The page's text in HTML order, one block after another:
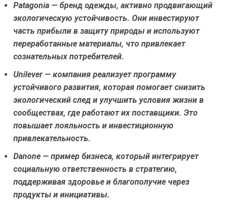
Patagonia — бренд одежды, активно продвигающий
экологическую устойчивость. Они инвестируют
часть прибыли в защиту природы и используют
переработанные материалы, что привлекает
сознательных потребителей.
Unilever — компания реализует программу
устойчивого развития, которая помогает снизить
экологический след и улучшить условия жизни в
сообществах, где работают их поставщики. Это
повышает лояльность и инвестиционную
привлекательность.
Danone — пример бизнеса, который интегрирует
социальную ответственность в стратегию,
поддерживая здоровье и благополучие через
продукты и инициативы.